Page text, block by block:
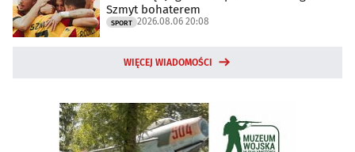
Szmyt bohaterem
SPORT 2026.08.06 20:08
WIĘCEJ WIADOMOŚCI